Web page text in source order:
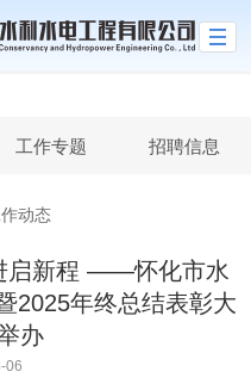
工作专题 招聘信息
动态
启新程​ ——怀化市水
2025年终总结表彰大
办​
06